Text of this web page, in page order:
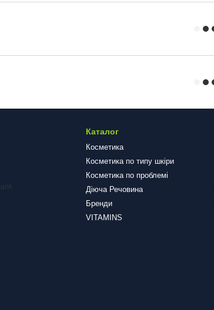
Каталог
Косметика
Косметика по типу шкіри
Косметика по проблемі
Діюча Речовина
Бренди
VITAMINS